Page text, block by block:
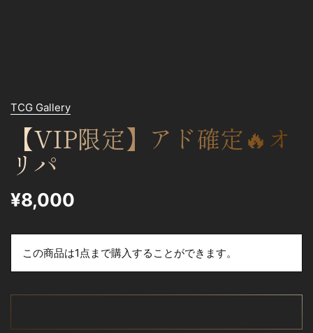
TCG Gallery
【VIP限定】アド確定🔥オ
リパ
¥8,000
この商品は1点まで購入することができます。